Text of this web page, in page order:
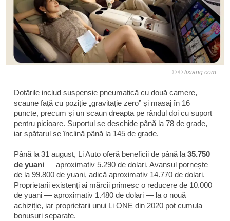
© lixiang.com
Dotările includ suspensie pneumatică cu două camere,
scaune față cu poziție „gravitație zero” și masaj în 16
puncte, precum și un scaun dreapta pe rândul doi cu suport
pentru picioare. Suportul se deschide până la 78 de grade,
iar spătarul se înclină până la 145 de grade.
Până la 31 august, Li Auto oferă beneficii de până la 35.750
de yuani — aproximativ 5.290 de dolari. Avansul pornește
de la 99.800 de yuani, adică aproximativ 14.770 de dolari.
Proprietarii existenți ai mărcii primesc o reducere de 10.000
de yuani — aproximativ 1.480 de dolari — la o nouă
achiziție, iar proprietarii unui Li ONE din 2020 pot cumula
bonusuri separate.